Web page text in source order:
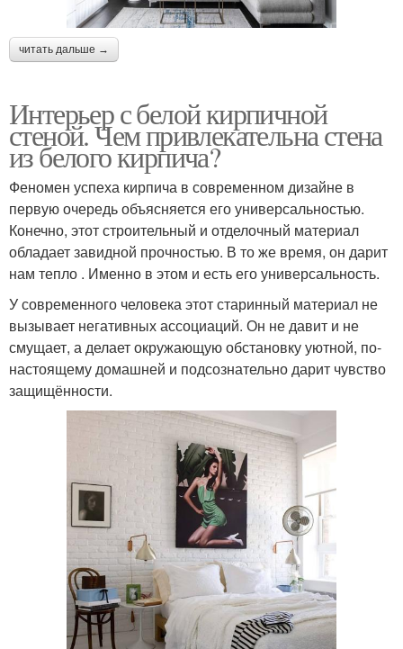
читать дальше →
Интерьер с белой кирпичной
стеной. Чем привлекательна стена
из белого кирпича?
Феномен успеха кирпича в современном дизайне в
первую очередь объясняется его универсальностью.
Конечно, этот строительный и отделочный материал
обладает завидной прочностью. В то же время, он дарит
нам тепло . Именно в этом и есть его универсальность.
У современного человека этот старинный материал не
вызывает негативных ассоциаций. Он не давит и не
смущает, а делает окружающую обстановку уютной, по-
настоящему домашней и подсознательно дарит чувство
защищённости.